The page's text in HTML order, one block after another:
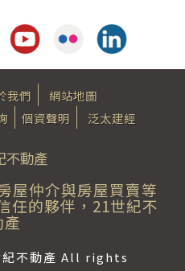
我們
網站地圖
個資聲明 泛太建經
不動產
屋仲介與房屋買賣等
任的夥伴，21世紀不
產
不動產 All rights